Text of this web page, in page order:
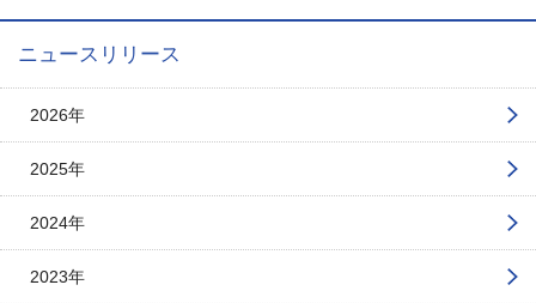
ニュースリリース
2026年
2025年
2024年
2023年